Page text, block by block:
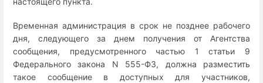
Временная администрация в срок не позднее рабочего
дня, следующего за днем получения от Агентства
сообщения, предусмотренного частью 1 статьи 9
Федерального закона N 555-ФЗ, должна разместить
такое сообщение в доступных для участников,